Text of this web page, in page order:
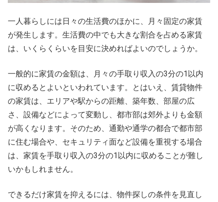
一人暮らしには日々の生活費のほかに、月々固定の家賃
が発生します。生活費の中でも大きな割合を占める家賃
は、いくらくらいを目安に決めればよいのでしょうか。
一般的に家賃の金額は、月々の手取り収入の3分の1以内
に収めるとよいといわれています。とはいえ、賃貸物件
の家賃は、エリアや駅からの距離、築年数、部屋の広
さ、設備などによって変動し、都市部は郊外よりも金額
が高くなります。そのため、通勤や通学の都合で都市部
に住む場合や、セキュリティ面など設備を重視する場合
は、家賃を手取り収入の3分の1以内に収めることが難し
いかもしれません。
できるだけ家賃を抑えるには、物件探しの条件を見直し